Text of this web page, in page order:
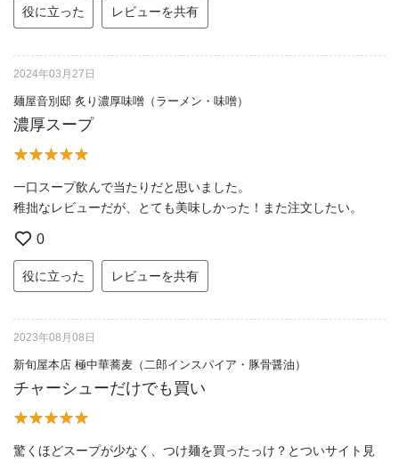
役に立った レビューを共有
2024年03月27日
麺屋音別邸 炙り濃厚味噌（ラーメン・味噌）
濃厚スープ
一口スープ飲んで当たりだと思いました。
稚拙なレビューだが、とても美味しかった！また注文したい。
0
役に立った レビューを共有
2023年08月08日
新旬屋本店 極中華蕎麦（二郎インスパイア・豚骨醤油）
チャーシューだけでも買い
驚くほどスープが少なく、つけ麺を買ったっけ？とついサイト見